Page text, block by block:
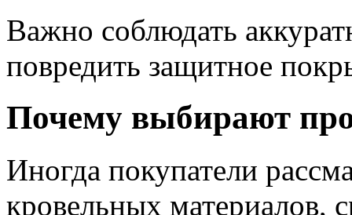
Важно соблюдать
повредить защитное
Почему выбирают
Иногда покупатели
кровельных материалов,